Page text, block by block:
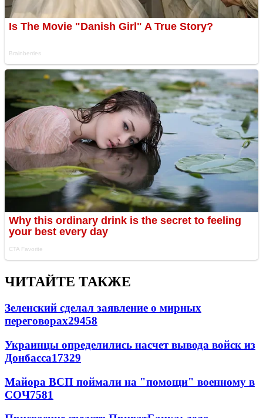
ЧИТАЙТЕ ТАКЖЕ
Зеленский сделал заявление о мирных
переговорах29458
Украинцы определились насчет вывода войск из
Донбасса17329
Майора ВСП поймали на "помощи" военному в
СОЧ7581